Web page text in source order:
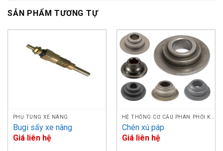
Bơm dầu tay xe nâng Priming Pump
PRIMING
SẢN PHẨM TƯƠNG TỰ
PHỤ TÙNG XE NÂNG
Bugi sấy xe nâng
Giá liên hệ
Chén xú páp
Giá liên hệ